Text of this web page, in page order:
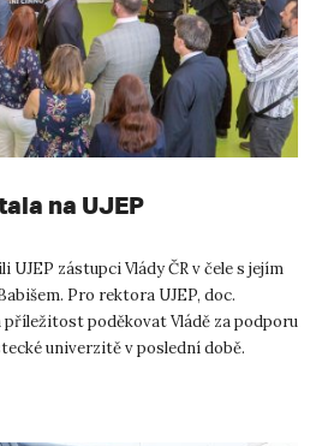
na UJEP
UJEP zástupci Vlády ČR v čele s jejím
Pro rektora UJEP, doc.
poděkovat Vládě za podporu
univerzitě v poslední době.